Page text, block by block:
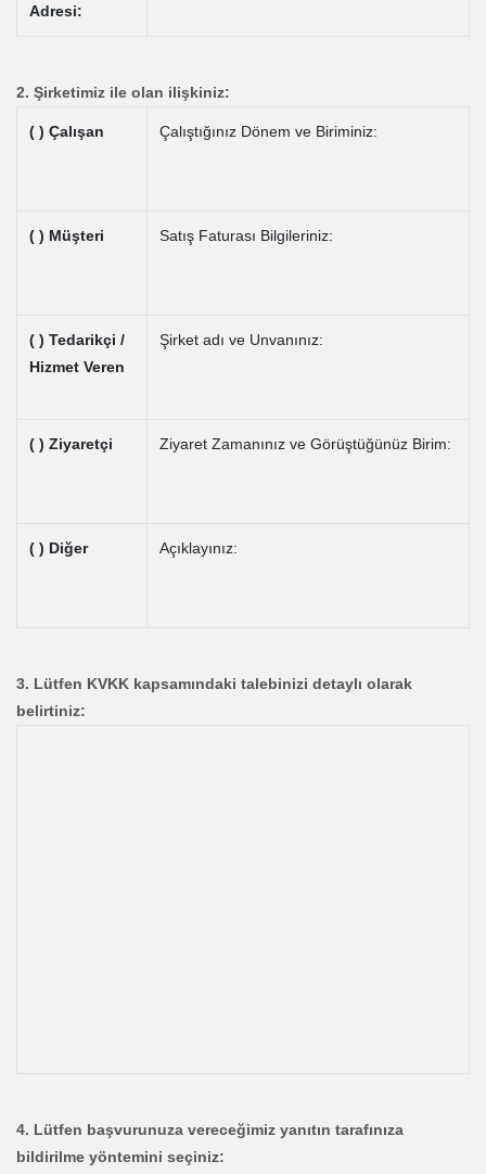
Adresi:
2. Şirketimiz ile olan ilişkiniz:
( ) Çalışan Çalıştığınız Dönem ve Biriminiz:
( ) Müşteri Satış Faturası Bilgileriniz:
( ) Tedarikçi /
Hizmet Veren
Şirket adı ve Unvanınız:
( ) Ziyaretçi Ziyaret Zamanınız ve Görüştüğünüz Birim:
( ) Diğer Açıklayınız:
3. Lütfen KVKK kapsamındaki talebinizi detaylı olarak
belirtiniz:
4. Lütfen başvurunuza vereceğimiz yanıtın tarafınıza
bildirilme yöntemini seçiniz: